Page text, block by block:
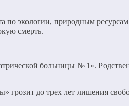
по экологии, природным
смерть.
больницы № 1».
грозит до трех лет лишения